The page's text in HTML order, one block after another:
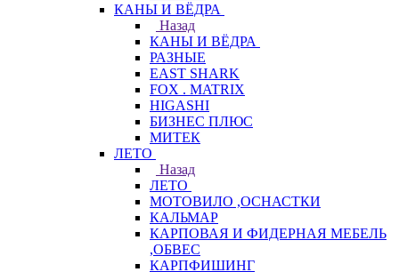
КАНЫ И ВЁДРА
Назад
КАНЫ И ВЁДРА
РАЗНЫЕ
EAST SHARK
FOX . MATRIX
HIGASHI
БИЗНЕС ПЛЮС
МИТЕК
ЛЕТО
Назад
ЛЕТО
МОТОВИЛО ,ОСНАСТКИ
КАЛЬМАР
КАРПОВАЯ И ФИДЕРНАЯ МЕБЕЛЬ
,ОБВЕС
КАРПФИШИНГ